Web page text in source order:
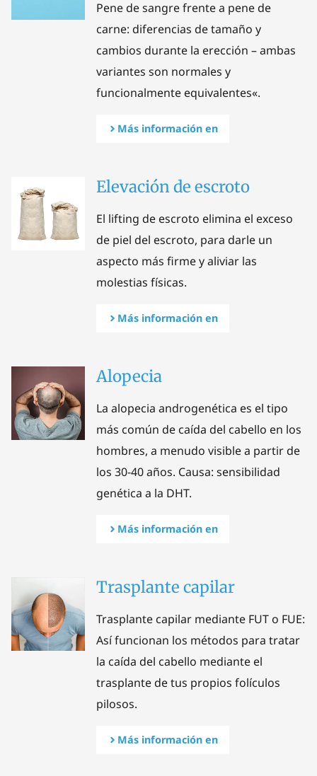
Pene de sangre frente a pene de
carne: diferencias de tamaño y
cambios durante la erección – ambas
variantes son normales y
funcionalmente equivalentes«.
Más información en
Elevación de escroto
El lifting de escroto elimina el exceso
de piel del escroto, para darle un
aspecto más firme y aliviar las
molestias físicas.
Más información en
Alopecia
La alopecia androgenética es el tipo
más común de caída del cabello en los
hombres, a menudo visible a partir de
los 30-40 años. Causa: sensibilidad
genética a la DHT.
Más información en
Trasplante capilar
Trasplante capilar mediante FUT o FUE:
Así funcionan los métodos para tratar
la caída del cabello mediante el
trasplante de tus propios folículos
pilosos.
Más información en